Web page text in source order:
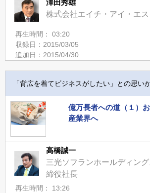
澤田秀雄
株式会社エイチ・アイ・エ
再生時間： 03:20
収録日：2015/03/05
追加日：2015/04/30
「背広を着てビジネスがしたい」との思い
億万長者への道（１）
産業界へ
高橋誠一
三光ソフランホールディン
締役社長
再生時間： 13:26